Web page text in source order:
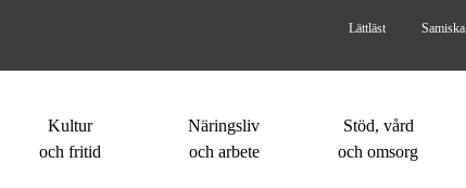
Lättläst Samiska
Kultur
och fritid
Näringsliv
och arbete
Stöd, vård
och omsorg